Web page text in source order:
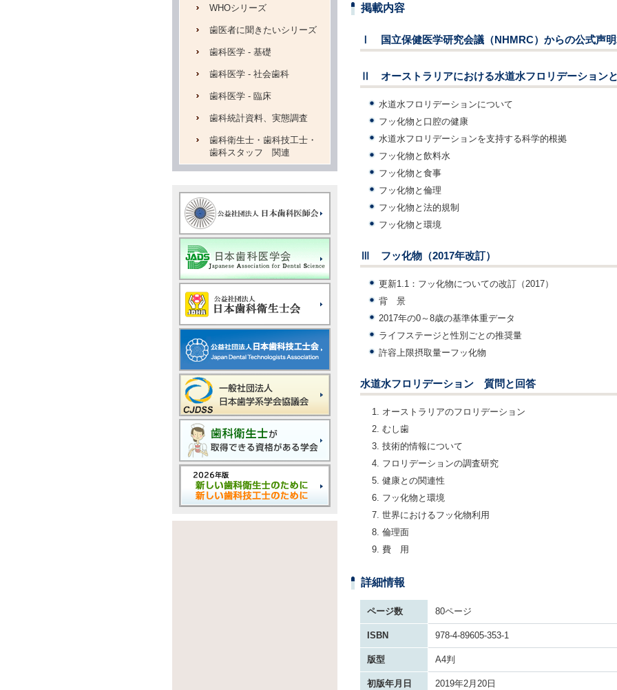
掲載内容
Ⅰ 国立保健医学研究会議（NHMRC）からの公式声
Ⅱ オーストラリアにおける水道水フロリデーション
水道水フロリデーションについて
フッ化物と口腔の健康
水道水フロリデーションを支持する科学的根拠
フッ化物と飲料水
フッ化物と食事
フッ化物と倫理
フッ化物と法的規制
フッ化物と環境
Ⅲ フッ化物（2017年改訂）
更新1.1：フッ化物についての改訂（2017）
背 景
2017年の0～8歳の基準体重データ
ライフステージと性別ごとの推奨量
許容上限摂取量ーフッ化物
水道水フロリデーション 質問と回答
オーストラリアのフロリデーション
むし歯
技術的情報について
フロリデーションの調査研究
健康との関連性
フッ化物と環境
世界におけるフッ化物利用
倫理面
費 用
詳細情報
ページ数 80ページ
ISBN 978-4-89605-353-1
版型 A4判
初版年月日 2019年2月20日
WHOシリーズ
歯医者に聞きたいシリーズ
歯科医学 - 基礎
歯科医学 - 社会歯科
歯科医学 - 臨床
歯科統計資料、実態調査
歯科衛生士・歯科技工士・
歯科スタッフ 関連